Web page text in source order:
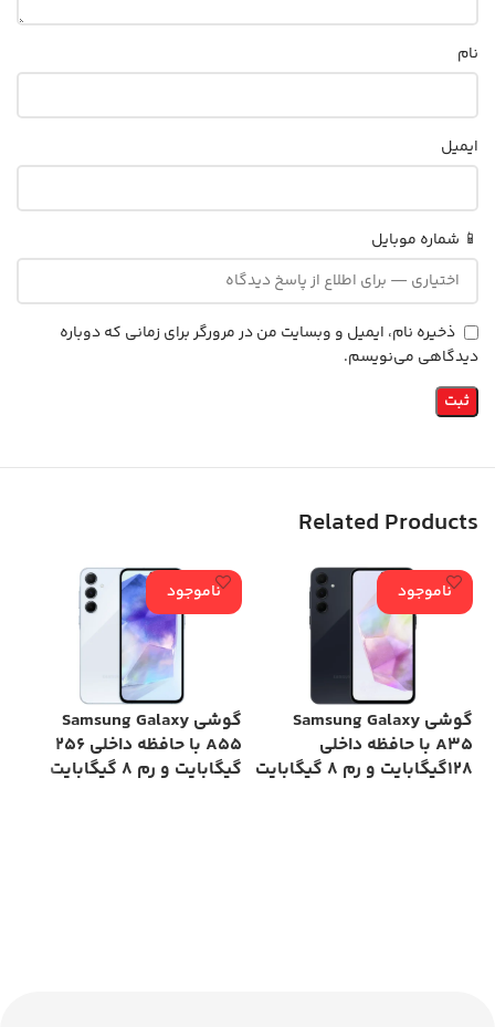
نام
ایمیل
📱 شماره موبایل
ذخیره نام، ایمیل و وبسایت من در مرورگر برای زمانی که دوباره
دیدگاهی می‌نویسم.
Related Products
ناموجود
گوشی Samsung Galaxy
A35 با حافظه داخلی
128گیگابایت و رم 8 گیگابایت
ناموجود
گوشی Samsung Galaxy
A55 با حافظه داخلی 256
گیگابایت و رم 8 گیگابایت